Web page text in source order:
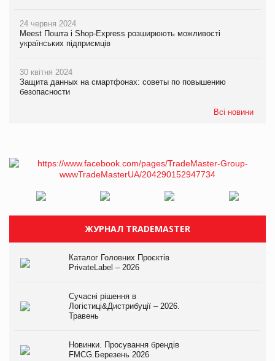
24 червня 2024
Meest Пошта і Shop-Express розширюють можливості
українських підприємців
30 квітня 2024
Защита данных на смартфонах: советы по повышению
безопасности
Всі новини
ЖУРНАЛ TRADEMASTER
Каталог Головних Проєктів
PrivateLabel – 2026
Сучасні рішення в
Логістиці&Дистрибуції – 2026.
Травень
Новинки. Просування брендів
FMCG.Березень 2026